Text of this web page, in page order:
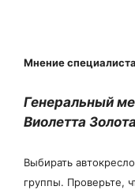
Мнение специалиста
Генеральный
Виолетта
Выбирать
группы. Проверьте,